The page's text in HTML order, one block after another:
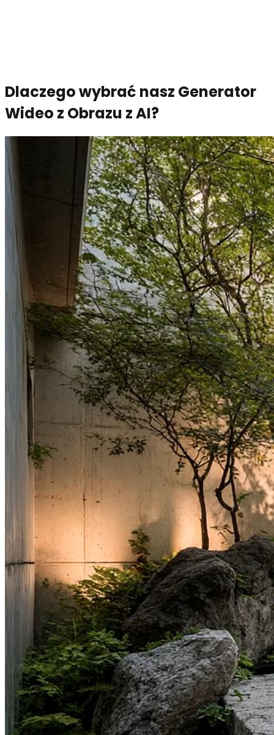
Dlaczego wybrać nasz Generator
Wideo z Obrazu z AI?